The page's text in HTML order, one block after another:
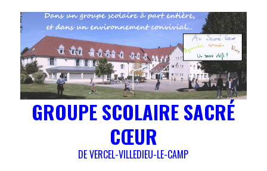
GROUPE SCOLAIRE SACRÉ
CŒUR
DE VERCEL-VILLEDIEU-LE-CAMP